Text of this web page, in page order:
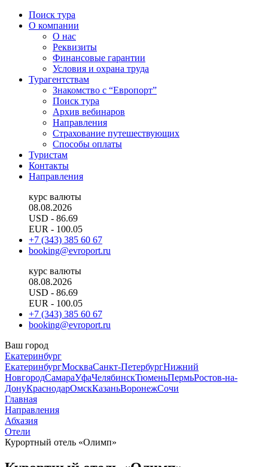
Поиск тура
О компании
О нас
Реквизиты
Финансовые гарантии
Условия и охрана труда
Турагентствам
Знакомство с “Европорт”
Поиск тура
Архив вебинаров
Направления
Страхование путешествующих
Способы оплаты
Туристам
Контакты
Направления
курс валюты
08.08.2026
USD - 86.69
EUR - 100.05
+7 (343) 385 60 67
booking@evroport.ru
курс валюты
08.08.2026
USD - 86.69
EUR - 100.05
+7 (343) 385 60 67
booking@evroport.ru
Ваш город
Екатеринбург
ЕкатеринбургМоскваСанкт-ПетербургНижний
НовгородСамараУфаЧелябинскТюменьПермьРостов-на-
ДонуКраснодарОмскКазаньВоронежСочи
Главная
Направления
Абхазия
Отели
Курортный отель «Олимп»